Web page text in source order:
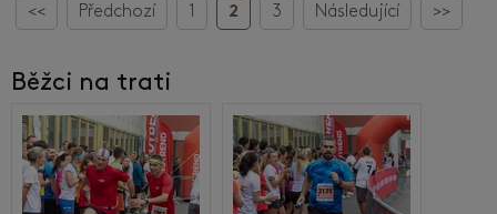
<< Předchozí 1 2 3 Následující >>
Běžci na trati